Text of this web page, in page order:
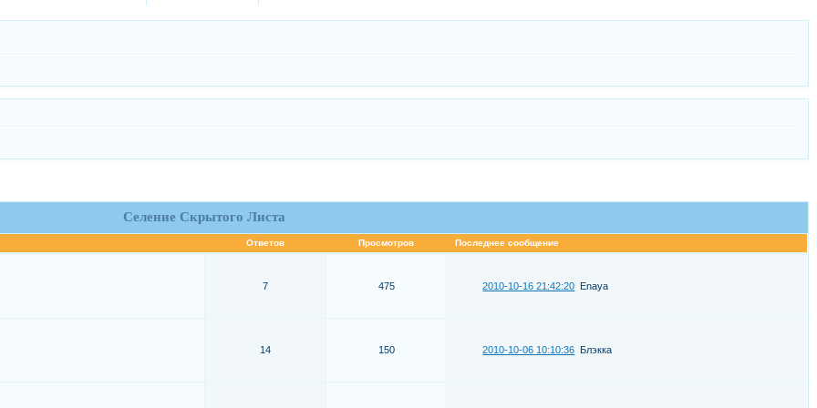
Селение Скрытого Листа
Ответов Просмотров Последнее сообщение
7 475 2010-10-16 21:42:20 Enaya
14 150 2010-10-06 10:10:36 Блэкка